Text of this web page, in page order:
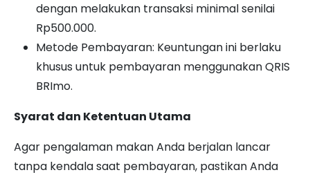
dengan melakukan transaksi minimal senilai
Rp500.000.
Metode Pembayaran: Keuntungan ini berlaku
khusus untuk pembayaran menggunakan QRIS
BRImo.
Syarat dan Ketentuan Utama
Agar pengalaman makan Anda berjalan lancar
tanpa kendala saat pembayaran, pastikan Anda